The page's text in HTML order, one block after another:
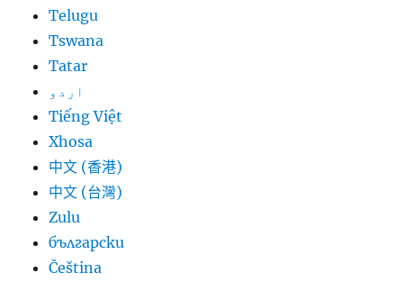
Telugu
Tswana
Tatar
اردو
Tiếng Việt
Xhosa
中文 (香港)
中文 (台灣)
Zulu
български
Čeština